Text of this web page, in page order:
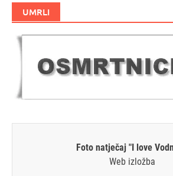
UMRLI
Foto natječaj "I love
Web izložba